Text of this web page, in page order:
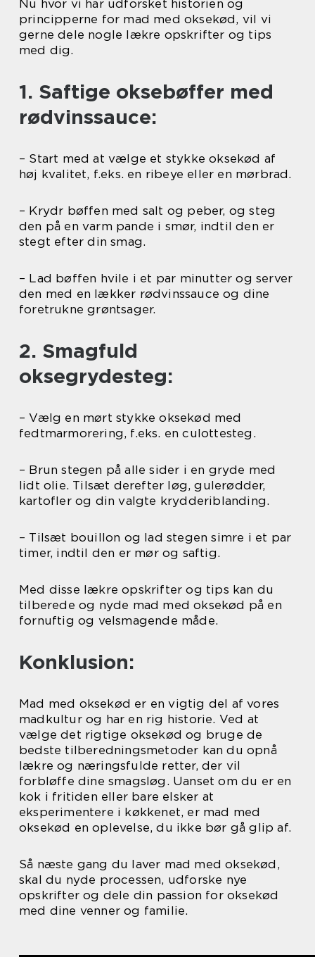
Nu hvor vi har udforsket historien og
principperne for mad med oksekød, vil vi
gerne dele nogle lækre opskrifter og tips
med dig.
1. Saftige oksebøffer med
rødvinssauce:
– Start med at vælge et stykke oksekød af
høj kvalitet, f.eks. en ribeye eller en mørbrad.
– Krydr bøffen med salt og peber, og steg
den på en varm pande i smør, indtil den er
stegt efter din smag.
– Lad bøffen hvile i et par minutter og server
den med en lækker rødvinssauce og dine
foretrukne grøntsager.
2. Smagfuld
oksegrydesteg:
– Vælg en mørt stykke oksekød med
fedtmarmorering, f.eks. en culottesteg.
– Brun stegen på alle sider i en gryde med
lidt olie. Tilsæt derefter løg, gulerødder,
kartofler og din valgte krydderiblanding.
– Tilsæt bouillon og lad stegen simre i et par
timer, indtil den er mør og saftig.
Med disse lækre opskrifter og tips kan du
tilberede og nyde mad med oksekød på en
fornuftig og velsmagende måde.
Konklusion:
Mad med oksekød er en vigtig del af vores
madkultur og har en rig historie. Ved at
vælge det rigtige oksekød og bruge de
bedste tilberedningsmetoder kan du opnå
lækre og næringsfulde retter, der vil
forbløffe dine smagsløg. Uanset om du er en
kok i fritiden eller bare elsker at
eksperimentere i køkkenet, er mad med
oksekød en oplevelse, du ikke bør gå glip af.
Så næste gang du laver mad med oksekød,
skal du nyde processen, udforske nye
opskrifter og dele din passion for oksekød
med dine venner og familie.